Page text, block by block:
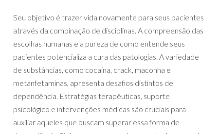
Seu objetivo é trazer vida novamente para seus pacientes
através da combinação de disciplinas. A compreensão das
escolhas humanas e a pureza de como entende seus
pacientes potencializa a cura das patologias. A variedade
de substâncias, como cocaína, crack, maconha e
metanfetaminas, apresenta desafios distintos de
dependência. Estratégias terapêuticas, suporte
psicológico e intervenções médicas são cruciais para
auxiliar aqueles que buscam superar essa forma de